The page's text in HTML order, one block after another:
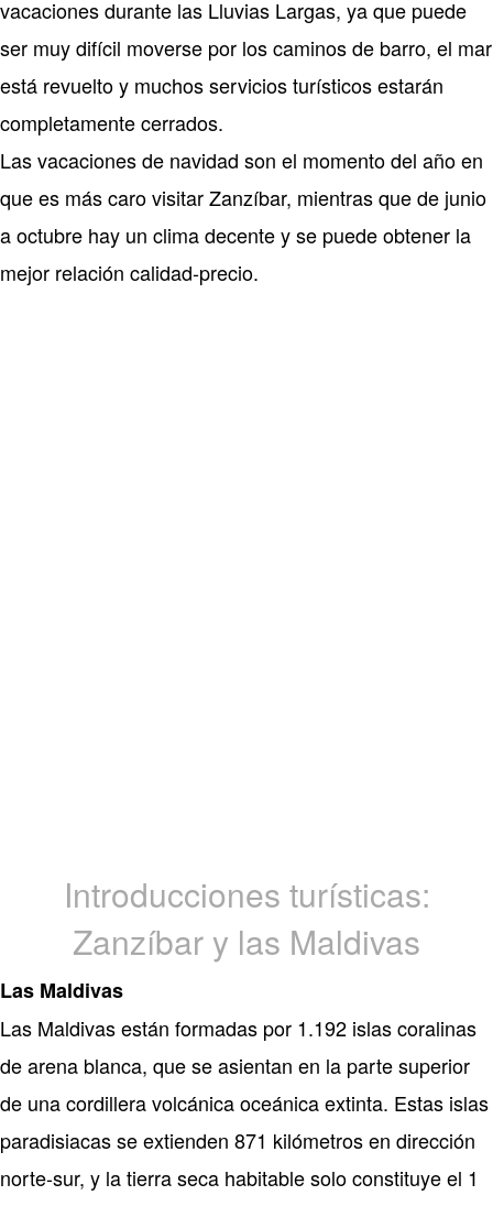
vacaciones durante las Lluvias Largas, ya que puede
ser muy difícil moverse por los caminos de barro, el mar
está revuelto y muchos servicios turísticos estarán
completamente cerrados.
Las vacaciones de navidad son el momento del año en
que es más caro visitar Zanzíbar, mientras que de junio
a octubre hay un clima decente y se puede obtener la
mejor relación calidad-precio.
Introducciones turísticas:
Zanzíbar y las Maldivas
Las Maldivas
Las Maldivas están formadas por 1.192 islas coralinas
de arena blanca, que se asientan en la parte superior
de una cordillera volcánica oceánica extinta. Estas islas
paradisiacas se extienden 871 kilómetros en dirección
norte-sur, y la tierra seca habitable solo constituye el 1